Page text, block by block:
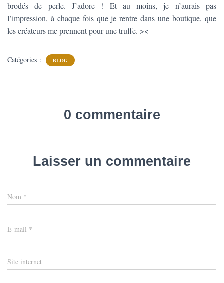
brodés de perle. J’adore ! Et au moins, je n’aurais pas
l’impression, à chaque fois que je rentre dans une boutique, que
les créateurs me prennent pour une truffe. ><
Catégories : BLOG
0 commentaire
Laisser un commentaire
Nom *
E-mail *
Site internet